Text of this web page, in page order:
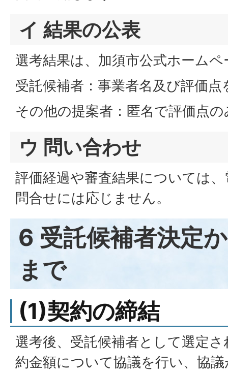
イ 結果の公表
選考結果は、加須市公式ホーム
受託候補者：事業者名及び評価点
その他の提案者：匿名で評価点の
ウ 問い合わせ
評価経過や審査結果については
問合せには応じません。
6 受託候補者決定
まで
(1)契約の締結
選考後、受託候補者として選定
約金額について協議を行い、協